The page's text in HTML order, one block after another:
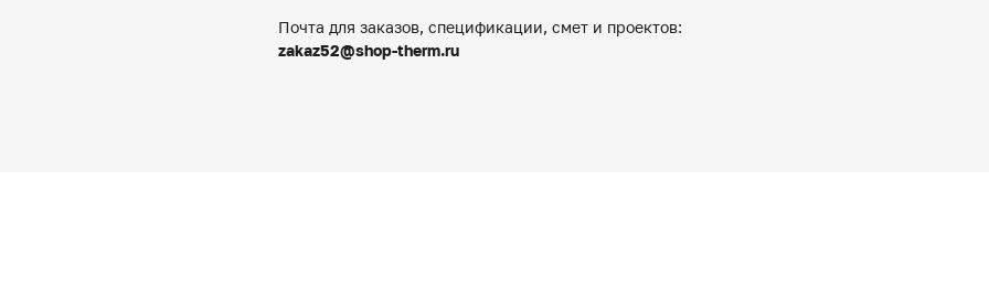
Почта для заказов, спецификации, смет и проектов:
zakaz52@shop-therm.ru